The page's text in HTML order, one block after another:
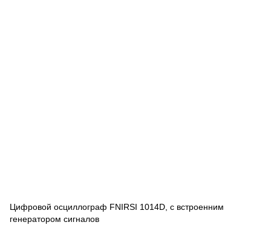
Цифровой осциллограф FNIRSI 1014D, с встроенним
генератором сигналов